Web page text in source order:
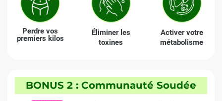
Perdre vos
premiers kilos
Éliminer les
toxines
Activer votre
métabolisme
BONUS 2 : Communauté Soudée